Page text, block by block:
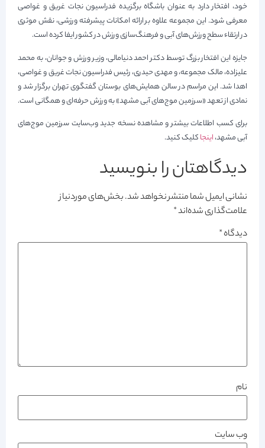
خود، افتخار دارد به عنوان باشگاه برگزیده فدراسیون نجات غریق و غواصی
معرفی شود. این مجموعه علاوه بر ارائه امکانات پیشرفته ورزشی، نقش موثری
در ارتقاء سطح ورزش‌های آبی و فرهنگ‌سازی ورزش در کشور ایفا کرده است.
جایزه این افتخار بزرگ توسط دکتر احمد دنیامالی، وزیر ورزش و جوانان، به محمد
علیزاده، مالک مجموعه، و مهدی حیدری، رئیس فدراسیون نجات غریق و غواصی،
اهدا شد. این مراسم در سالن همایش‌های بوستان گفتگوی تهران برگزار شد و
نمادی از تعهد «سرزمین موج‌های آبی مشهد» به ورزش حرفه‌ای و همگانی است.
برای کسب اطلاعات بیشتر و مشاهده نسخه جدید وب‌سایت سرزمین موج‌های
آبی مشهد،اینجاکلیک کنید.
دیدگاهتان را بنویسید
نشانی ایمیل شما منتشر نخواهد شد.بخش‌های موردنیاز
علامت‌گذاری شده‌اند*
دیدگاه*
نام
وب‌ سایت